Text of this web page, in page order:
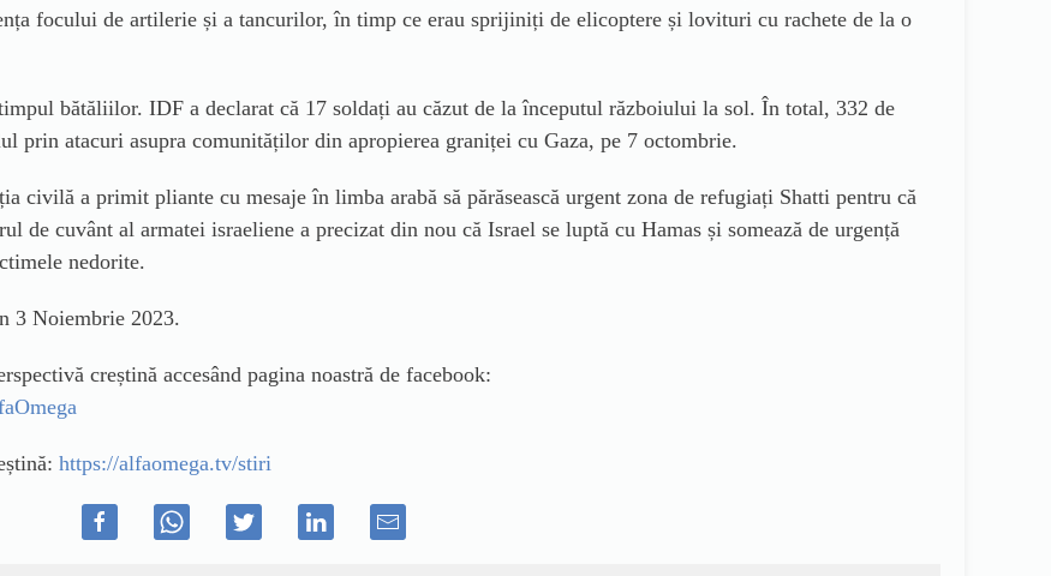
focului de artilerie și a tancurilor, în timp ce erau sprijiniți de elicoptere și lovituri cu rachete de la o
bătăliilor. IDF a declarat că 17 soldați au căzut de la începutul războiului la sol. În total, 332 de
prin atacuri asupra comunităților din apropierea graniței cu Gaza, pe 7 octombrie.
civilă a primit pliante cu mesaje în limba arabă să părăsească urgent zona de refugiați Shatti pentru că
de cuvânt al armatei israeliene a precizat din nou că Israel se luptă cu Hamas și somează de urgență
nedorite.
3 Noiembrie 2023.
creștină accesând pagina noastră de facebook:
https://alfaomega.tv/stiri